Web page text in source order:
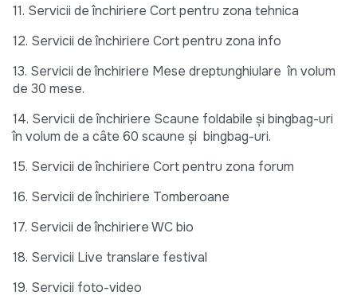
11. Servicii de închiriere Cort pentru zona tehnica
12. Servicii de închiriere Cort pentru zona info
13. Servicii de închiriere Mese dreptunghiulare în volum
de 30 mese.
14. Servicii de închiriere Scaune foldabile și bingbag-uri
în volum de a câte 60 scaune și bingbag-uri.
15. Servicii de închiriere Cort pentru zona forum
16. Servicii de închiriere Tomberoane
17. Servicii de închiriere WC bio
18. Servicii Live translare festival
19. Servicii foto-video